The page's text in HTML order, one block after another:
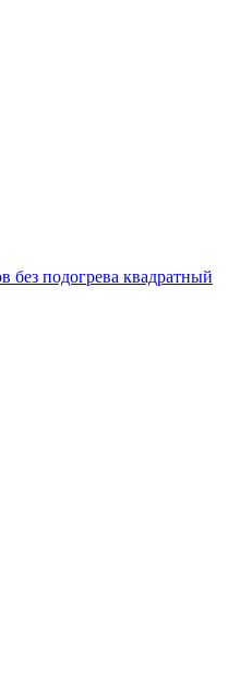
без подогрева квадратный